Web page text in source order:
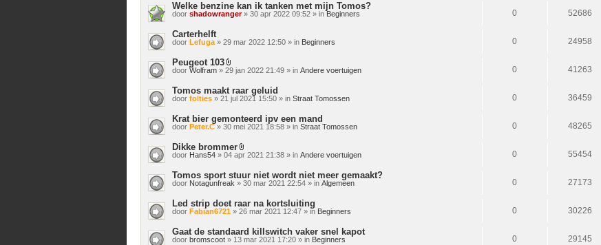
Welke benzine kan ik tanken met mijn Tomos?
door shadowranger» 30 apr 2022 09:52 » in Beginners 0 52686
Carterhelft
door Lefuga» 29 mar 2022 12:50 » in Beginners 0 24958
Peugeot 103
Bijlage(n)
door Wolfram» 29 jan 2022 21:49 » in Andere voertuigen 0 41263
Tomos maakt raar geluid
door folties» 21 jul 2021 15:50 » in Straat Tomossen 0 36459
Krat bier gemonteerd ipv een mand
door Peter.C» 30 mei 2021 18:58 » in Straat Tomossen 0 48265
Dikke brommer
Bijlage(n)
door Hans54» 04 apr 2021 21:38 » in Andere voertuigen 0 55454
Tomos sport stuur niet wordt niet meer gemaakt?
door Notagunfreak» 30 mar 2021 22:54 » in Algemeen 0 27173
Led strip doet raar na kortsluiting
door Fabian6721» 26 mar 2021 12:47 » in Beginners 0 30226
Gaat de standaard killswitch vaker snel kapot
door bromscoot» 13 mar 2021 17:20 » in Beginners 0 29145